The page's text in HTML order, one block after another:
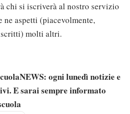
chi si iscriverà al nostro servizio
ne aspetti (piacevolmente,
molti altri.
ogni lunedì notizie e
E sarai sempre informato